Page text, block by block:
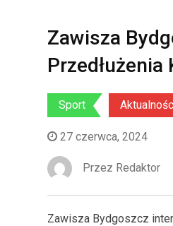
Zawisza
Sport
27 czerwca, 2024
Przez Redaktor
Zawisza Bydgoszcz